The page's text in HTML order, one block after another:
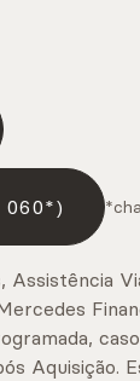
060*)
Assistência
Aquisição.